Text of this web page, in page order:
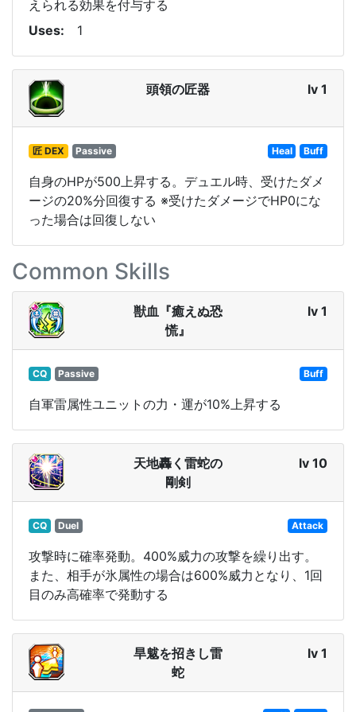
えられる効果を付与する
Uses
1
頭領の匠器 lv 1
匠 DEX Passive Heal Buff
自身のHPが500上昇する。デュエル時、受けたダメ
ージの20%分回復する ※受けたダメージでHP0にな
った場合は回復しない
Common Skills
獣血『癒えぬ恐
慌』
lv 1
CQ Passive Buff
自軍雷属性ユニットの力・運が10%上昇する
天地轟く雷蛇の
剛剣
lv 10
CQ Duel Attack
攻撃時に確率発動。400%威力の攻撃を繰り出す。
また、相手が氷属性の場合は600%威力となり、1回
目のみ高確率で発動する
旱魃を招きし雷
蛇
lv 1